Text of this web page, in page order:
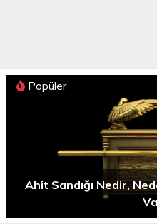
Ahit Sandığı Nedir,
Popüler